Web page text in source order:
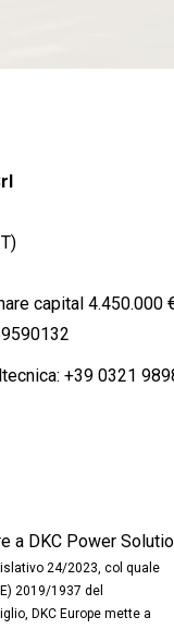
capital 4.450.000
+39 0321
a DKC Power
24/2023, col quale
2019/1937 del
DKC Europe mette a